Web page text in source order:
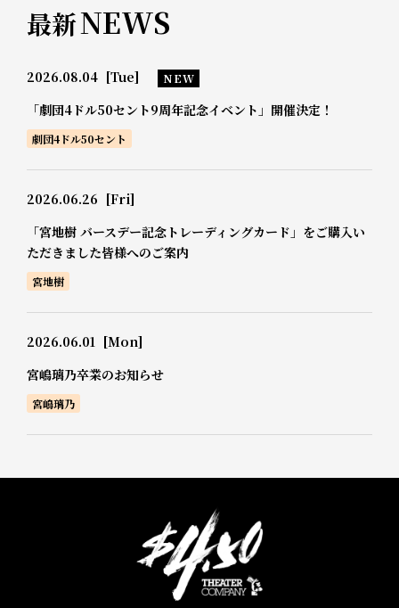
最新NEWS
2026.08.04 [Tue] NEW
「劇団4ドル50セント9周年記念イベント」開催決定！
劇団4ドル50セント
2026.06.26 [Fri]
「宮地樹 バースデー記念トレーディングカード」をご購入い
ただきました皆様へのご案内
宮地樹
2026.06.01 [Mon]
宮嶋璃乃卒業のお知らせ
宮嶋璃乃